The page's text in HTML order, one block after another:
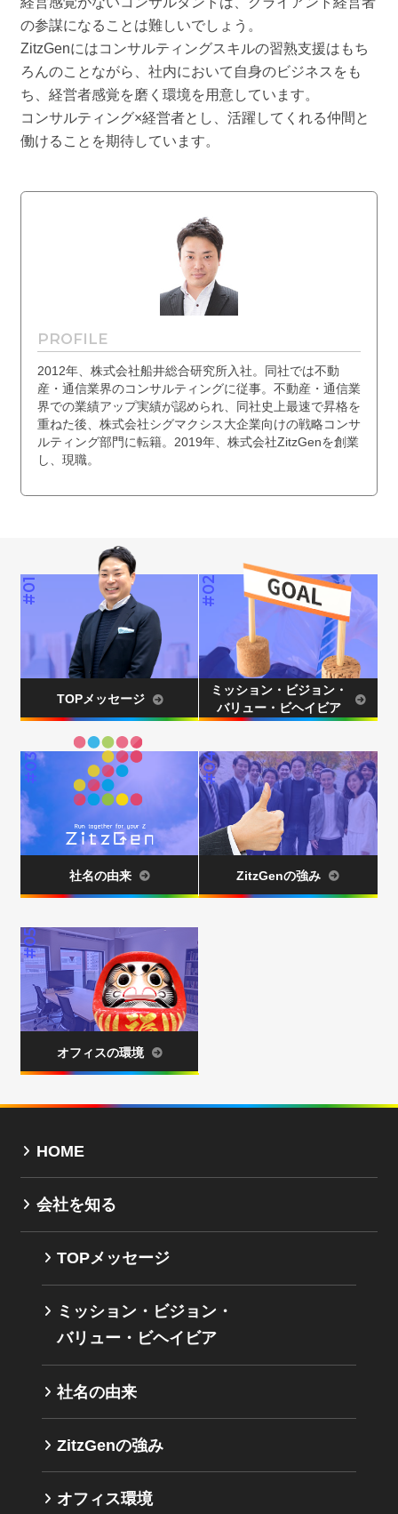
の参謀になることは難しいでしょう。
ZitzGenにはコンサルティングスキルの習熟支援はもち
ろんのことながら、社内において自身のビジネスをも
ち、経営者感覚を磨く環境を用意しています。
コンサルティング×経営者とし、活躍してくれる仲間と
働けることを期待しています。
PROFILE
2012年、株式会社船井総合研究所入社。同社では不動
産・通信業界のコンサルティングに従事。不動産・通信業
界での業績アップ実績が認められ、同社史上最速で昇格を
重ねた後、株式会社シグマクシス大企業向けの戦略コンサ
ルティング部門に転籍。2019年、株式会社ZitzGenを創業
し、現職。
#01
TOPメッセージ
#02
ミッション・ビジョン・
バリュー・ビヘイビア
#03
社名の由来
#04
ZitzGenの強み
#05
オフィスの環境
HOME
会社を知る
TOPメッセージ
ミッション・ビジョン・
バリュー・ビヘイビア
社名の由来
ZitzGenの強み
オフィス環境